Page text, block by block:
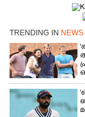
TRENDING IN NEWS